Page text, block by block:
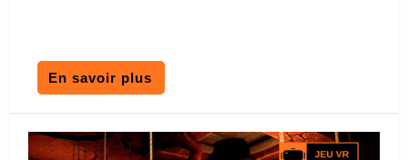
En savoir plus